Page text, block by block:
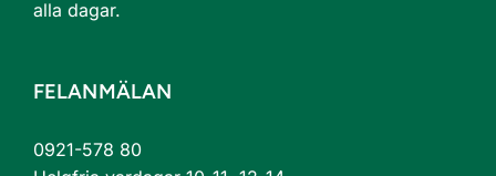
alla dagar.
FELANMÄLAN
0921-578 80